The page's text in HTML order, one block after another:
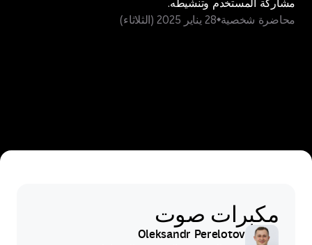
اتصل بنا
مشاركة المستخدم وتنشيطه.
محاضرة شخصية 28 يناير 2025 (الثلاثاء)
مكبرات صوت
Oleksandr Perelotov